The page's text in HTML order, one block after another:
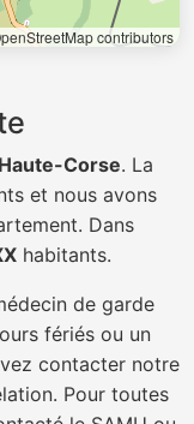
contributors
Haute-Corse. La
et nous avons
Dans
habitants.
de garde
fériés ou un
contacter notre
Pour toutes